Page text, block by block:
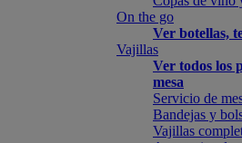
On the go
Ver botellas,
Vajillas
Ver todos los
mesa
Servicio de
Bandejas y
Vajillas